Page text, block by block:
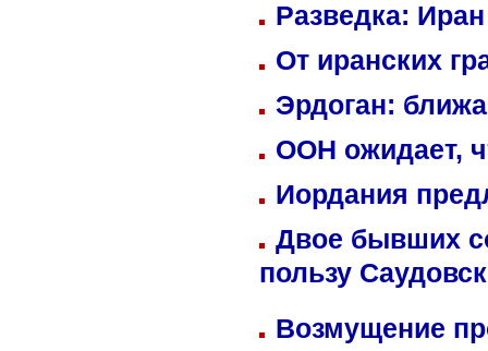
Разведка:
От иранских
Эрдоган:
ООН ожидает,
Иордания
Двое бывших
пользу
Возмущение